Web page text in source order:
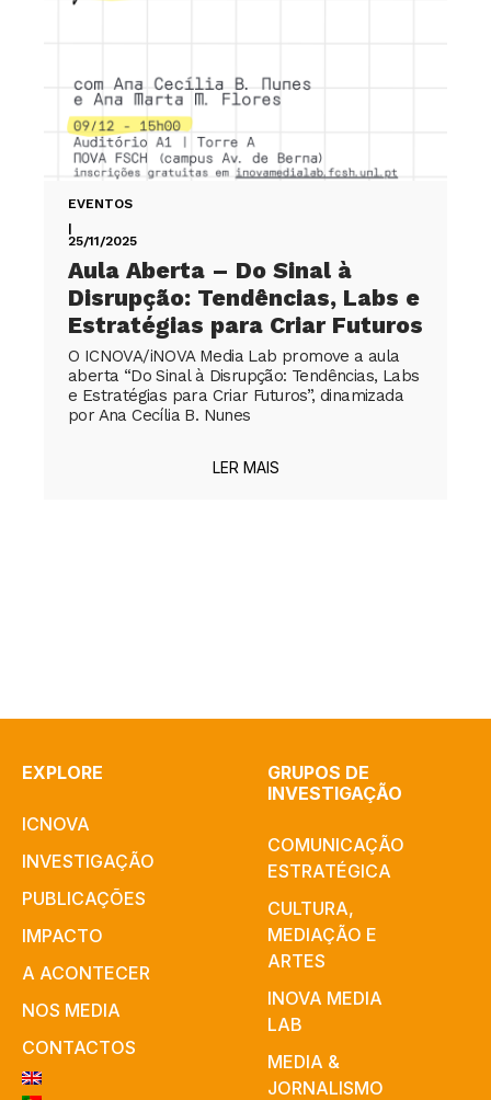
EVENTOS
|
25/11/2025
Aula Aberta – Do Sinal à
Disrupção: Tendências, Labs e
Estratégias para Criar Futuros
O ICNOVA/iNOVA Media Lab promove a aula
aberta “Do Sinal à Disrupção: Tendências, Labs
e Estratégias para Criar Futuros”, dinamizada
por Ana Cecília B. Nunes
LER MAIS
EXPLORE
ICNOVA
INVESTIGAÇÃO
PUBLICAÇÕES
IMPACTO
A ACONTECER
NOS MEDIA
CONTACTOS
GRUPOS DE
INVESTIGAÇÃO
COMUNICAÇÃO
ESTRATÉGICA
CULTURA,
MEDIAÇÃO E
ARTES​
INOVA MEDIA
LAB
MEDIA &
JORNALISMO